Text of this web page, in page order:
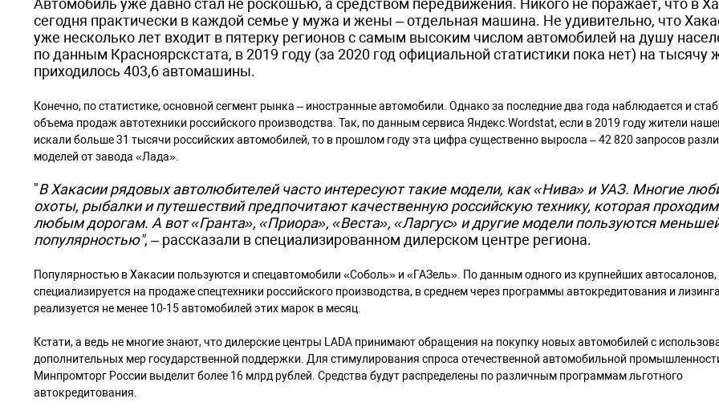
Автомобиль уже давно стал не роскошью, а средством передвижения. Никого не поражает, что в
сегодня практически в каждой семье у мужа и жены – отдельная машина. Не удивительно, что
уже несколько лет входит в пятерку регионов с самым высоким числом автомобилей на душу
по данным Красноярскстата, в 2019 году (за 2020 год официальной статистики пока нет) на тысячу
приходилось 403,6 автомашины.
Конечно, по статистике, основной сегмент рынка – иностранные автомобили. Однако за последние два года наблюдается и
объема продаж автотехники российского производства. Так, по данным сервиса Яндекс.Wordstat, если в 2019 году жители
искали больше 31 тысячи российских автомобилей, то в прошлом году эта цифра существенно выросла – 42 820 запросов
моделей от завода «Лада».
"В Хакасии рядовых автолюбителей часто интересуют такие модели, как «Нива» и УАЗ. Многие
охоты, рыбалки и путешествий предпочитают качественную российскую технику, которая
любым дорогам. А вот «Гранта», «Приора», «Веста», «Ларгус» и другие модели пользуются
популярностью", – рассказали в специализированном дилерском центре региона.
Популярностью в Хакасии пользуются и спецавтомобили «Соболь» и «ГАЗель». По данным одного из крупнейших
специализируется на продаже спецтехники российского производства, в среднем через программы автокредитования и
реализуется не менее 10-15 автомобилей этих марок в месяц.
Кстати, а ведь не многие знают, что дилерские центры LADA принимают обращения на покупку новых автомобилей с
дополнительных мер государственной поддержки. Для стимулирования спроса отечественной автомобильной
Минпромторг России выделит более 16 млрд рублей. Средства будут распределены по различным программам льготного
автокредитования.